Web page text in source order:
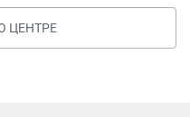
ЦЕНТРЕ